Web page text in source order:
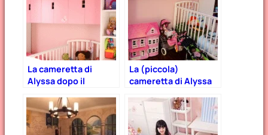
La cameretta di
Alyssa dopo il
La (piccola)
cameretta di Alyssa